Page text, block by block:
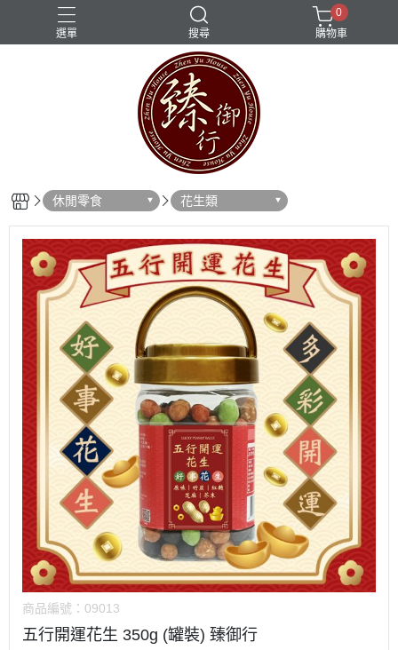
選單 搜尋
0
購物車
休閒零食 花生類
商品編號： 09013
五行開運花生 350g (罐裝) 臻御行